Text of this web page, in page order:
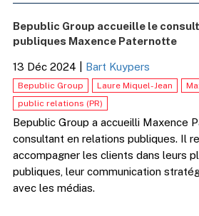
Bepublic Group accueille le
publiques Maxence Paternotte
13 Déc 2024 Bart Kuypers
Bepublic Group Laure Miquel-Jean
public relations (PR)
Bepublic Group a accueilli Maxence
consultant en relations publiques. Il
accompagner les clients dans leurs
publiques, leur communication
avec les médias.